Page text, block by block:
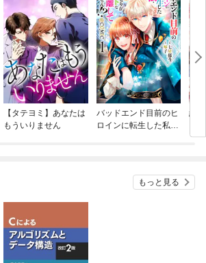
【タテヨミ】あなたは
もういりません
バッドエンド目前のヒ
ロインに転生した私、
結
もっと見る